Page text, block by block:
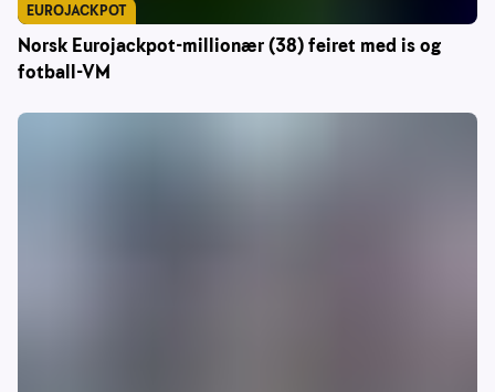
Norsk Eurojackpot-millionær (38) feiret med is og
fotball-VM
EUROJACKPOT